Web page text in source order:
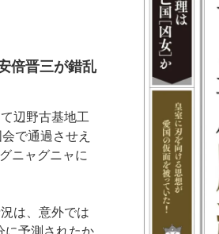
倍晋三が錯乱
辺野古基地工
で通過させえ
ニャグニャに
は、意外では
に予測されたか